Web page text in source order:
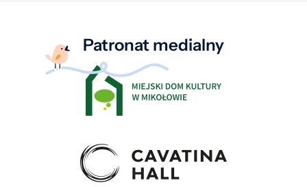
Patronat medialny